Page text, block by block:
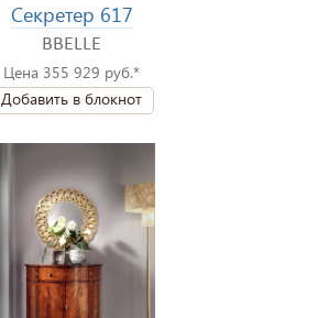
Секретер 617
BBELLE
Цена 355 929 руб.*
Добавить в блокнот